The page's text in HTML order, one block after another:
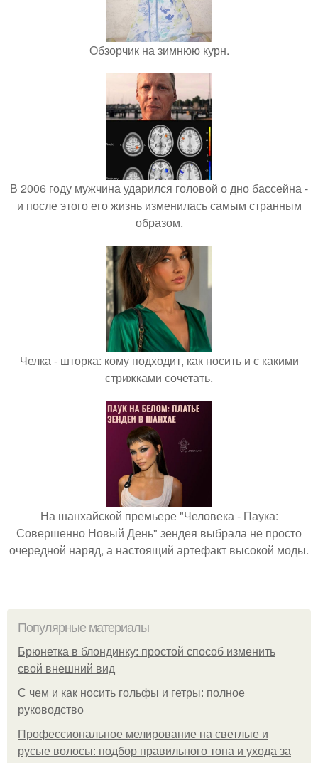
Обзорчик на зимнюю курн.
В 2006 году мужчина ударился головой о дно бассейна -
и после этого его жизнь изменилась самым странным
образом.
Челка - шторка: кому подходит, как носить и с какими
стрижками сочетать.
На шанхайской премьере "Человека - Паука:
Совершенно Новый День" зендея выбрала не просто
очередной наряд, а настоящий артефакт высокой моды.
Популярные материалы
Брюнетка в блондинку: простой способ изменить
свой внешний вид
С чем и как носить гольфы и гетры: полное
руководство
Профессиональное мелирование на светлые и
русые волосы: подбор правильного тона и ухода за